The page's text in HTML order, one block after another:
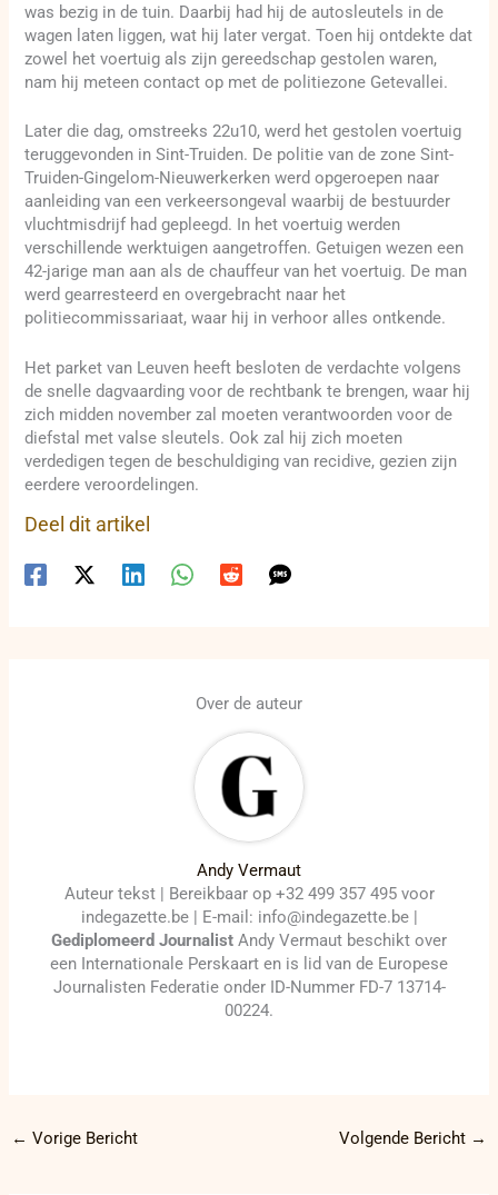
was bezig in de tuin. Daarbij had hij de autosleutels in de
wagen laten liggen, wat hij later vergat. Toen hij ontdekte dat
zowel het voertuig als zijn gereedschap gestolen waren,
nam hij meteen contact op met de politiezone Getevallei.
Later die dag, omstreeks 22u10, werd het gestolen voertuig
teruggevonden in Sint-Truiden. De politie van de zone Sint-
Truiden-Gingelom-Nieuwerkerken werd opgeroepen naar
aanleiding van een verkeersongeval waarbij de bestuurder
vluchtmisdrijf had gepleegd. In het voertuig werden
verschillende werktuigen aangetroffen. Getuigen wezen een
42-jarige man aan als de chauffeur van het voertuig. De man
werd gearresteerd en overgebracht naar het
politiecommissariaat, waar hij in verhoor alles ontkende.
Het parket van Leuven heeft besloten de verdachte volgens
de snelle dagvaarding voor de rechtbank te brengen, waar hij
zich midden november zal moeten verantwoorden voor de
diefstal met valse sleutels. Ook zal hij zich moeten
verdedigen tegen de beschuldiging van recidive, gezien zijn
eerdere veroordelingen.
Deel dit artikel
Over de auteur
Andy Vermaut
Auteur tekst | Bereikbaar op +32 499 357 495 voor
indegazette.be | E-mail: info@indegazette.be |
Gediplomeerd Journalist Andy Vermaut beschikt over
een Internationale Perskaart en is lid van de Europese
Journalisten Federatie onder ID-Nummer FD-7 13714-
00224.
← Vorige Bericht Volgende Bericht →